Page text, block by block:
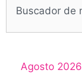
Agosto 2026